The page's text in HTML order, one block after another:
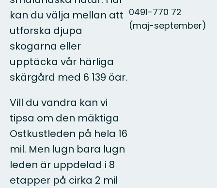
kan du välja mellan att
utforska djupa
skogarna eller
upptäcka vår härliga
skärgård med 6 139 öar.
Vill du vandra kan vi
tipsa om den mäktiga
Ostkustleden på hela 16
mil. Men lugn bara lugn
leden är uppdelad i 8
etapper på cirka 2 mil
0491-770 72
(maj-september)